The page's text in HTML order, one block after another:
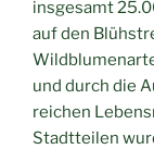
insgesamt
auf den
und durch die
reichen
Stadtteilen